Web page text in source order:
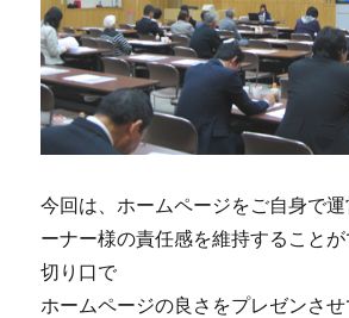
今回は、ホームページをご自身で
ーナー様の責任感を維持すること
切り口で
ホームページの良さをプレゼンさ